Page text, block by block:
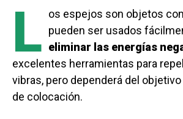
L os espejos son objetos
pueden ser usados
eliminar las energías
excelentes herramientas para
vibras, pero dependerá del
de colocación.